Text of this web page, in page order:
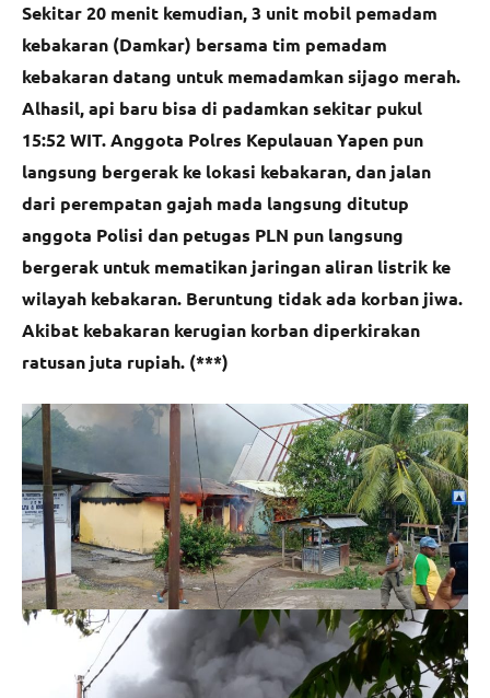
Sekitar 20 menit kemudian, 3 unit mobil pemadam
kebakaran (Damkar) bersama tim pemadam
kebakaran datang untuk memadamkan sijago merah.
Alhasil, api baru bisa di padamkan sekitar pukul
15:52 WIT. Anggota Polres Kepulauan Yapen pun
langsung bergerak ke lokasi kebakaran, dan jalan
dari perempatan gajah mada langsung ditutup
anggota Polisi dan petugas PLN pun langsung
bergerak untuk mematikan jaringan aliran listrik ke
wilayah kebakaran. Beruntung tidak ada korban jiwa.
Akibat kebakaran kerugian korban diperkirakan
ratusan juta rupiah. (***)